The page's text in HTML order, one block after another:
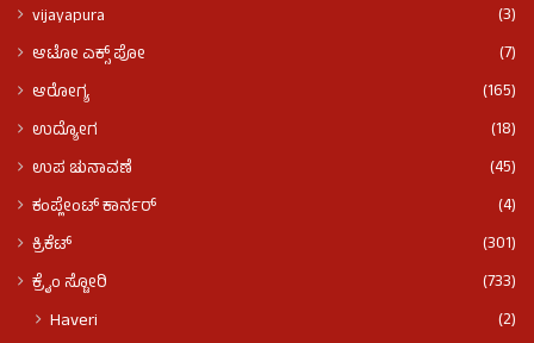
vijayapura
(3)
ಆಟೋ ಎಕ್ಸ್ ಪೋ
(7)
ಆರೋಗ್ಯ
(165)
ಉದ್ಯೋಗ
(18)
ಉಪ ಚುನಾವಣೆ
(45)
ಕಂಪ್ಲೇಂಟ್ ಕಾರ್ನರ್
(4)
ಕ್ರಿಕೆಟ್
(301)
ಕ್ರೈಂ ಸ್ಟೋರಿ
(733)
Haveri (2)